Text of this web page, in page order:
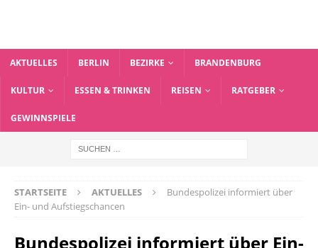
AKTUELLES BERLIN BEZIRKE BRANDENBURG
KULTUR ESSEN & TRINKEN REISEN RATGEBER
GEWINNSPIELE
STARTSEITE AKTUELLES
Bundespolizei informiert über
Ein- und Aufstiegschancen
Bundespolizei informiert über Ein-